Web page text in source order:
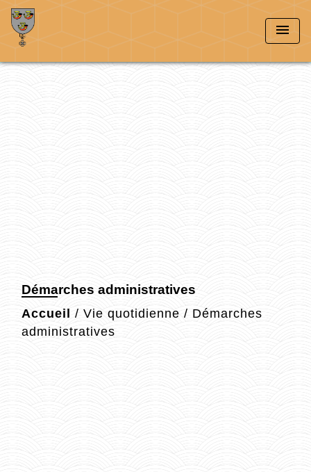
menu
Démarches administratives
Accueil / Vie quotidienne / Démarches
administratives